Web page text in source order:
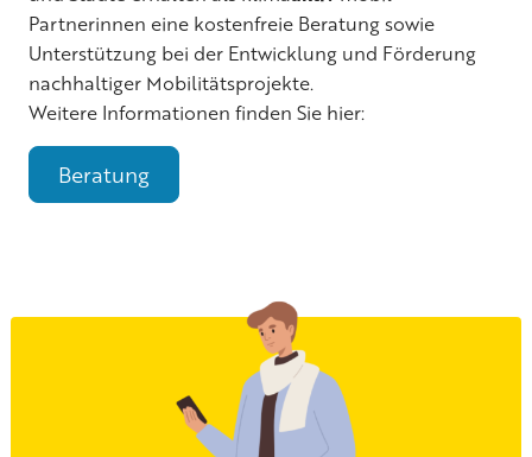
Partnerinnen eine kostenfreie Beratung sowie
Unterstützung bei der Entwicklung und Förderung
nachhaltiger Mobilitätsprojekte.
Weitere Informationen finden Sie hier:
Beratung